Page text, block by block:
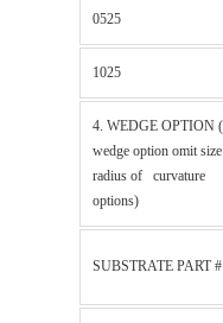
0525
1025
4. WEDGE OPTION
wedge option omit
radius of curvature
options)
SUBSTRATE PART #